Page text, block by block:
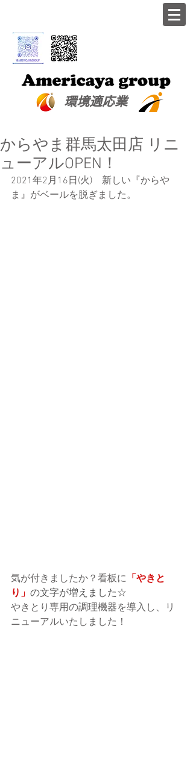
​環境適応業
からやま群馬太田店 リニ
ューアルOPEN！
2021年2月16日(火)　新しい『からや
ま』がベールを脱ぎました。
気が付きましたか？看板に 「やきと
り」 の文字が増えました☆
やきとり専用の調理機器を導入し、リ
ニューアルいたしました！